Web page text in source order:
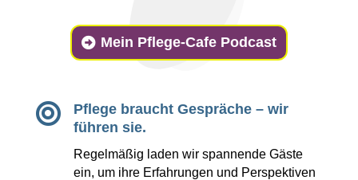
Mein Pflege-Cafe Podcast

Pflege braucht Gespräche – wir
führen sie.
Regelmäßig laden wir spannende Gäste
ein, um ihre Erfahrungen und Perspektiven